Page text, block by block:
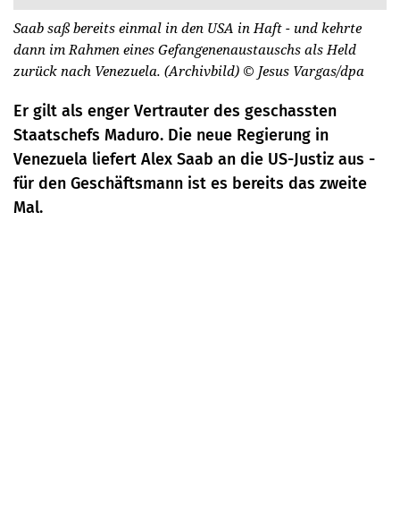
Saab saß bereits einmal in den USA in Haft - und kehrte
dann im Rahmen eines Gefangenenaustauschs als Held
zurück nach Venezuela. (Archivbild) © Jesus Vargas/dpa
Er gilt als enger Vertrauter des geschassten
Staatschefs Maduro. Die neue Regierung in
Venezuela liefert Alex Saab an die US-Justiz aus -
für den Geschäftsmann ist es bereits das zweite
Mal.